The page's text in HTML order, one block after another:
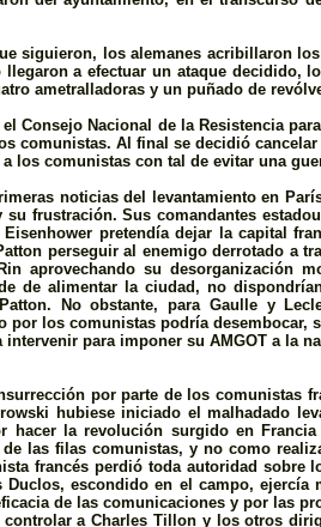
siguieron, los alemanes acribillaron
a efectuar un ataque decidido,
ametralladoras y un puñado de
Consejo Nacional de la Resistencia
comunistas. Al final se decidió
los comunistas con tal de evitar una
noticias del levantamiento en
frustración. Sus comandantes
pretendía dejar la capital
perseguir al enemigo derrotado a
aprovechando su desorganización
de alimentar la ciudad, no
No obstante, para Gaulle y
por los comunistas podría
intervenir para imponer su AMGOT a la
por parte de los comunistas
hubiese iniciado el malhadado
hacer la revolución surgido en
las filas comunistas, y no como
francés perdió toda autoridad sobre
Duclos, escondido en el campo,
de las comunicaciones y por las
a Charles Tillon y los otros